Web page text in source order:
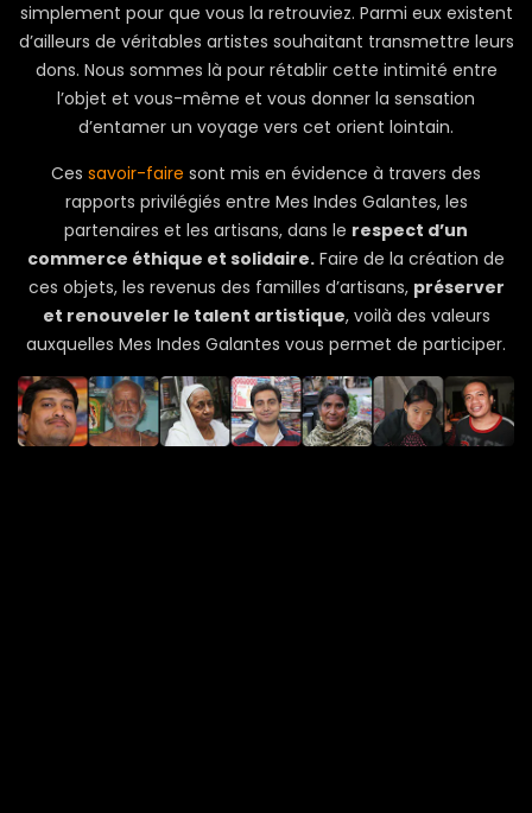
simplement pour que vous la retrouviez. Parmi eux existent
d’ailleurs de véritables artistes souhaitant transmettre leurs
dons. Nous sommes là pour rétablir cette intimité entre
l’objet et vous-même et vous donner la sensation
d’entamer un voyage vers cet orient lointain.
Ces savoir-faire sont mis en évidence à travers des
rapports privilégiés entre Mes Indes Galantes, les
partenaires et les artisans, dans le respect d’un
commerce éthique et solidaire. Faire de la création de
ces objets, les revenus des familles d’artisans, préserver
et renouveler le talent artistique, voilà des valeurs
auxquelles Mes Indes Galantes vous permet de participer.